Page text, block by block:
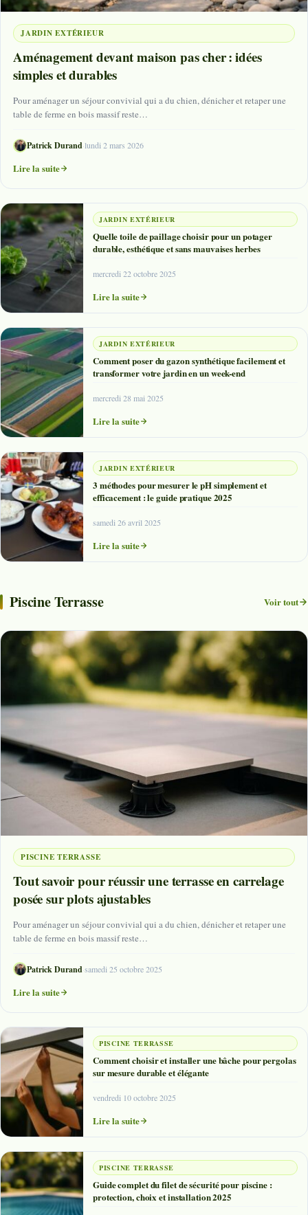
JARDIN EXTÉRIEUR
Aménagement devant maison pas cher : idées
simples et durables
Pour aménager un séjour convivial qui a du chien, dénicher et retaper une
table de ferme en bois massif reste…
Patrick Durand·lundi 2 mars 2026
Lire la suite
JARDIN EXTÉRIEUR
Quelle toile de paillage choisir pour un potager
durable, esthétique et sans mauvaises herbes
mercredi 22 octobre 2025
Lire la suite
JARDIN EXTÉRIEUR
Comment poser du gazon synthétique facilement et
transformer votre jardin en un week-end
mercredi 28 mai 2025
Lire la suite
JARDIN EXTÉRIEUR
3 méthodes pour mesurer le pH simplement et
efficacement : le guide pratique 2025
samedi 26 avril 2025
Lire la suite
Piscine Terrasse Voir tout
PISCINE TERRASSE
Tout savoir pour réussir une terrasse en carrelage
posée sur plots ajustables
Pour aménager un séjour convivial qui a du chien, dénicher et retaper une
table de ferme en bois massif reste…
Patrick Durand·samedi 25 octobre 2025
Lire la suite
PISCINE TERRASSE
Comment choisir et installer une bâche pour pergolas
sur mesure durable et élégante
vendredi 10 octobre 2025
Lire la suite
PISCINE TERRASSE
Guide complet du filet de sécurité pour piscine :
protection, choix et installation 2025